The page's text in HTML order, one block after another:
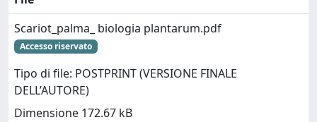
Scariot_palma_ biologia plantarum.pdf
Accesso riservato
Tipo di file: POSTPRINT (VERSIONE FINALE
DELL’AUTORE)
Dimensione 172.67 kB